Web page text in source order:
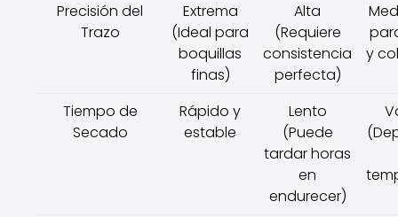
Precisión del
Trazo
Extrema
(Ideal para
boquillas
finas)
Alta
(Requiere
consistencia
perfecta)
y
Tiempo de
Secado
Rápido y
estable
Lento
(Puede
tardar horas
en
endurecer)